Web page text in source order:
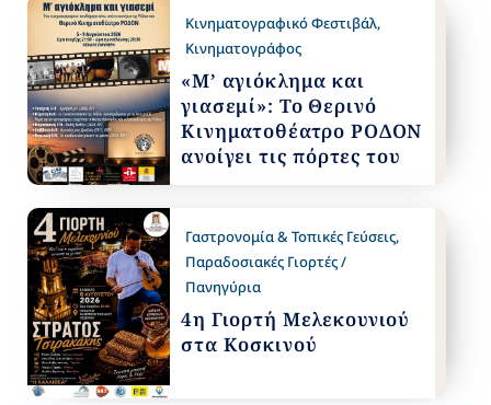
Κινηματογραφικό Φεστιβάλ,
Κινηματογράφος
«Μ’ αγιόκλημα και
γιασεμί»: Το Θερινό
Κινηματοθέατρο ΡΟΔΟΝ
ανοίγει τις πόρτες του
Γαστρονομία & Τοπικές Γεύσεις,
Παραδοσιακές Γιορτές /
Πανηγύρια
4η Γιορτή Μελεκουνιού
στα Κοσκινού